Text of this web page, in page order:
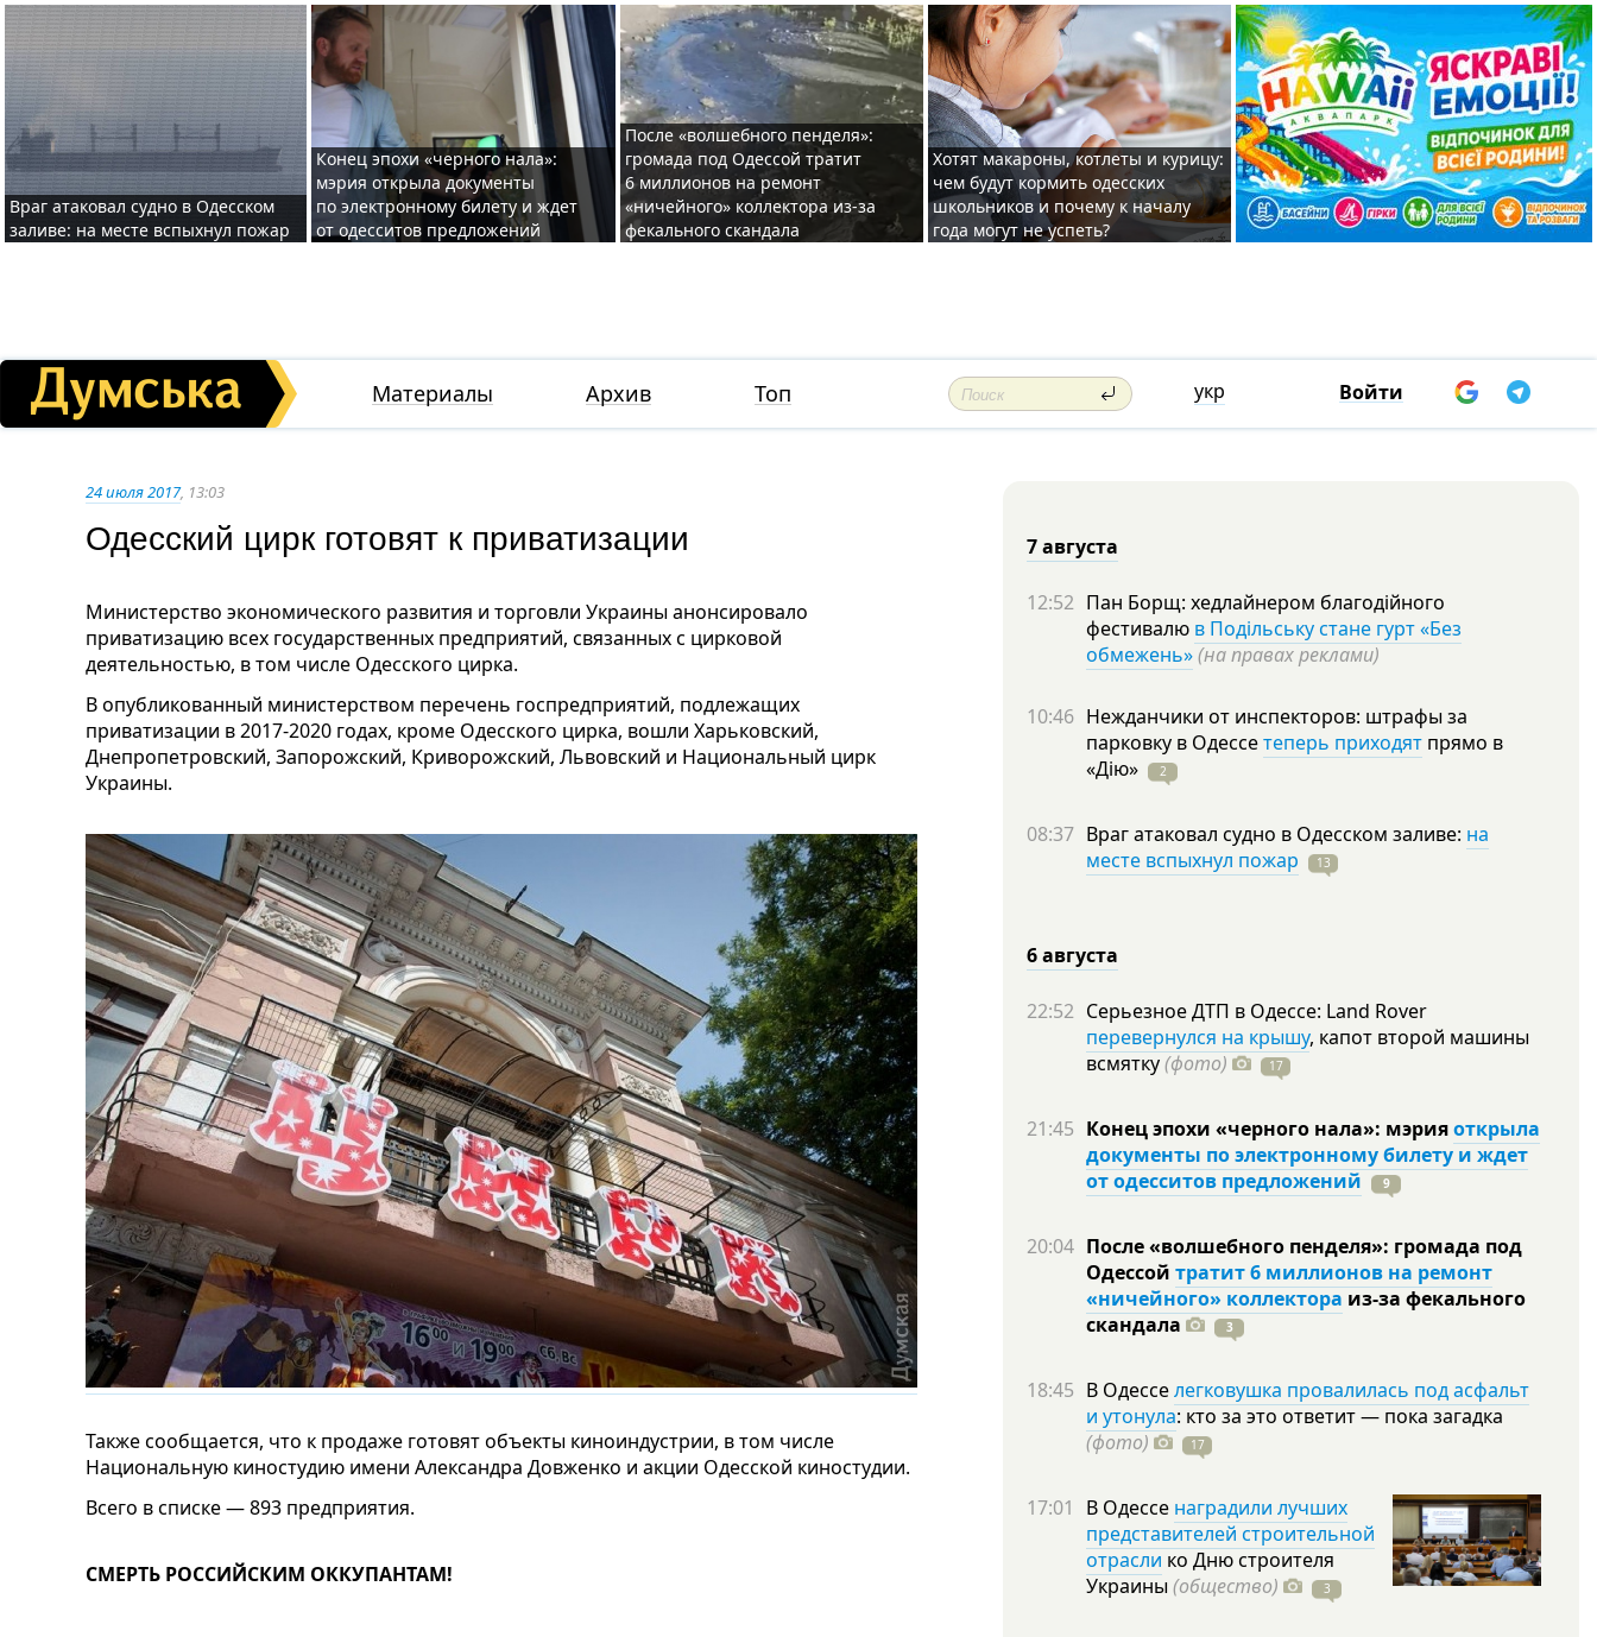
Враг атаковал судно в Одесском
заливе: на месте вспыхнул пожар
Конец эпохи «черного нала»:
мэрия открыла документы
по электронному билету и ждет
от одесситов предложений
После «волшебного пенделя»:
громада под Одессой тратит
6 миллионов на ремонт
«ничейного» коллектора из-за
фекального скандала
Хотят макароны, котлеты и курицу:
чем будут кормить одесских
школьников и почему к началу
года могут не успеть?
Материалы Архив Топ укр Войти
24 июля 2017, 13:03
Одесский цирк готовят к приватизации
Министерство экономического развития и торговли Украины анонсировало
приватизацию всех государственных предприятий, связанных с цирковой
деятельностью, в том числе Одесского цирка.
В опубликованный министерством перечень госпредприятий, подлежащих
приватизации в 2017-2020 годах, кроме Одесского цирка, вошли Харьковский,
Днепропетровский, Запорожский, Криворожский, Львовский и Национальный цирк
Украины.
Также сообщается, что к продаже готовят объекты киноиндустрии, в том числе
Национальную киностудию имени Александра Довженко и акции Одесской киностудии.
Всего в списке — 893 предприятия.
СМЕРТЬ РОССИЙСКИМ ОККУПАНТАМ!
7 августа
12:52 Пан Борщ: хедлайнером благодійного
фестивалю в Подільську стане гурт «Без
обмежень»(на правах реклами)
10:46 Нежданчики от инспекторов: штрафы за
парковку в Одессетеперь приходят прямо в
«Дію»
2
08:37 Враг атаковал судно в Одесском заливе: на
месте вспыхнул пожар
13
6 августа
22:52 Серьезное ДТП в Одессе: Land Rover
перевернулся на крышу, капот второй машины
всмятку(фото) 17
21:45 Конец эпохи «черного нала»: мэрияоткрыла
документы по электронному билету и ждет
от одесситов предложений
9
20:04 После «волшебного пенделя»: громада под
Одессой тратит 6 миллионов на ремонт
«ничейного» коллектора из-за фекального
скандала
3
18:45 В Одесселегковушка провалилась под асфальт
и утонула: кто за это ответит — пока загадка
(фото)
17
17:01 В Одессе наградили лучших
представителей строительной
отрасли ко Дню строителя
Украины (общество) 3